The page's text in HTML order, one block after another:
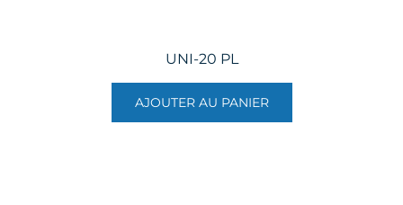
UNI-20 PL
AJOUTER AU PANIER